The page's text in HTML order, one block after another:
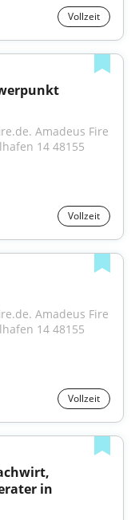
Vollzeit
Amadeus Fire
Vollzeit
Amadeus Fire
Vollzeit
in